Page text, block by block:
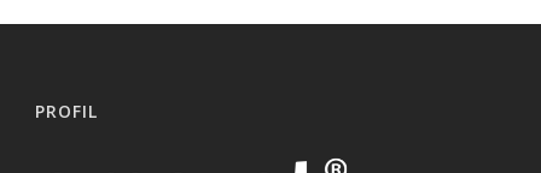
PROFIL